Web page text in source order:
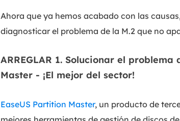
Ahora que ya hemos acabado con las
diagnosticar el problema de la M.2 que no
ARREGLAR 1. Solucionar el
Master - ¡El mejor del sector!
EaseUS Partition Master, un producto de